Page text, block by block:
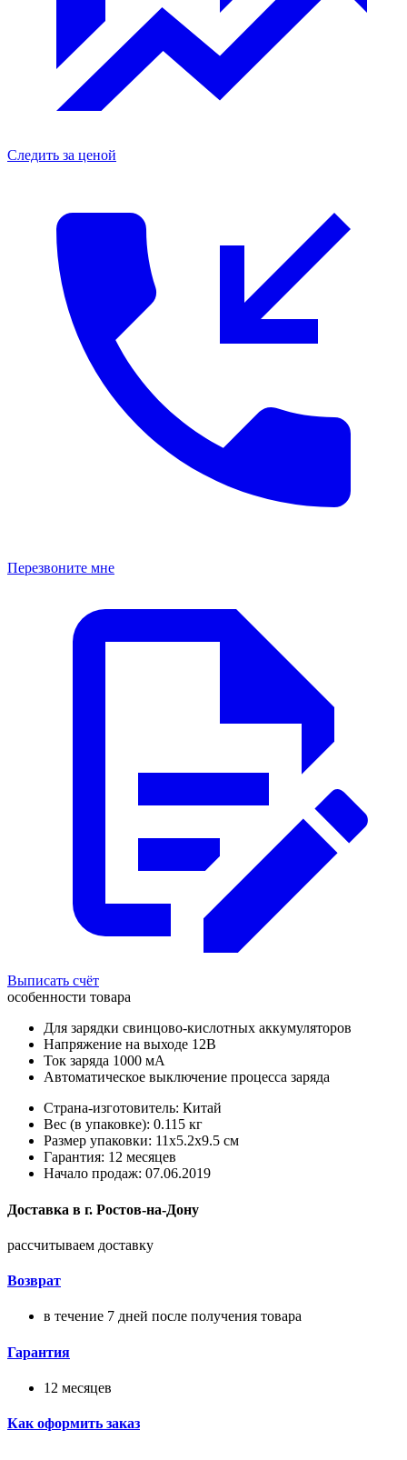
Следить за ценой
Перезвоните мне
Выписать счёт
особенности товара
Для зарядки свинцово-кислотных аккумуляторов
Напряжение на выходе 12В
Ток заряда 1000 мА
Автоматическое выключение процесса заряда
Страна-изготовитель: Китай
Вес (в упаковке): 0.115 кг
Размер упаковки: 11x5.2x9.5 см
Гарантия: 12 месяцев
Начало продаж: 07.06.2019
Доставка в г. Ростов-на-Дону
рассчитываем доставку
Возврат
в течение 7 дней после получения товара
Гарантия
12 месяцев
Как оформить заказ